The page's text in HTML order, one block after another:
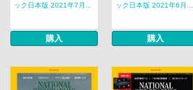
ック日本版 2021年7月...
購入
ック日本版 2021年6月...
購入